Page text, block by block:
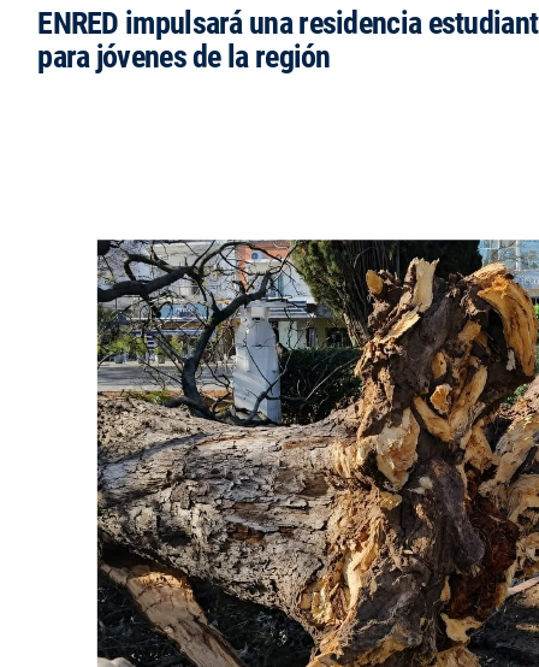
ENRED impulsará una residencia
para jóvenes de la región